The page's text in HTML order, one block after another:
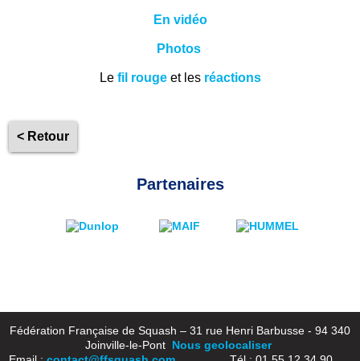
En vidéo
Photos
Le fil rougeet les réactions
< Retour
Partenaires
Fédération Française de Squash – 31 rue Henri Barbusse - 94 340
Joinville-le-Pont Nous geolocaliser